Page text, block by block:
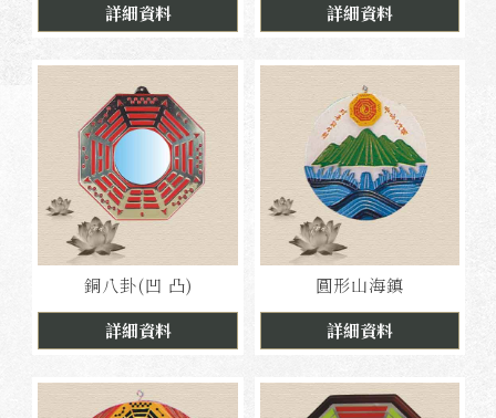
詳細資料
詳細資料
銅八卦(凹 凸)
詳細資料
圓形山海鎮
詳細資料